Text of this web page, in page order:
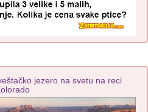
jezero na svetu na reci